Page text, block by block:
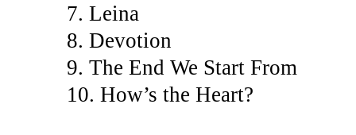
7. Leina
8. Devotion
9. The End We Start From
10. How’s the Heart?